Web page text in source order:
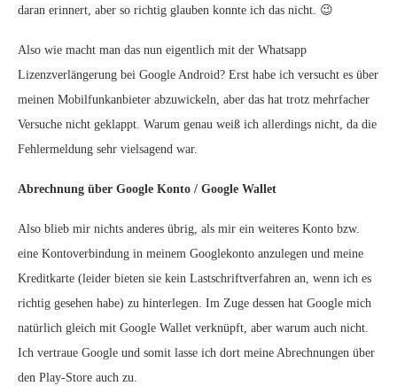
daran erinnert, aber so richtig glauben konnte ich das nicht. 😉
Also wie macht man das nun eigentlich mit der Whatsapp
Lizenzverlängerung bei Google Android? Erst habe ich versucht es über
meinen Mobilfunkanbieter abzuwickeln, aber das hat trotz mehrfacher
Versuche nicht geklappt. Warum genau weiß ich allerdings nicht, da die
Fehlermeldung sehr vielsagend war.
Abrechnung über Google Konto / Google Wallet
Also blieb mir nichts anderes übrig, als mir ein weiteres Konto bzw.
eine Kontoverbindung in meinem Googlekonto anzulegen und meine
Kreditkarte (leider bieten sie kein Lastschriftverfahren an, wenn ich es
richtig gesehen habe) zu hinterlegen. Im Zuge dessen hat Google mich
natürlich gleich mit Google Wallet verknüpft, aber warum auch nicht.
Ich vertraue Google und somit lasse ich dort meine Abrechnungen über
den Play-Store auch zu.